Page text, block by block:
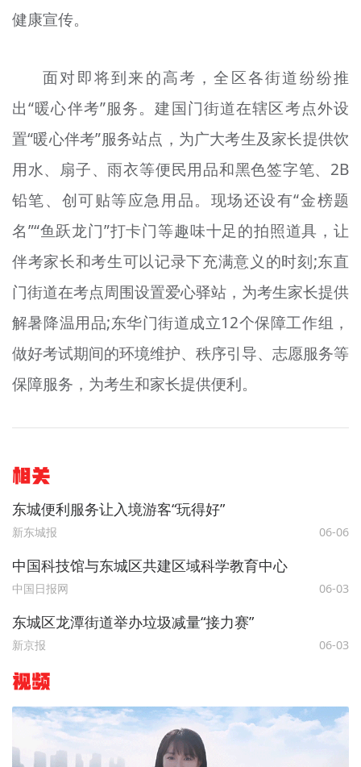
健康宣传。
面对即将到来的高考，全区各街道纷纷推
出“暖心伴考”服务。建国门街道在辖区考点外设
置“暖心伴考”服务站点，为广大考生及家长提供饮
用水、扇子、雨衣等便民用品和黑色签字笔、2B
铅笔、创可贴等应急用品。现场还设有“金榜题
名”“鱼跃龙门”打卡门等趣味十足的拍照道具，让
伴考家长和考生可以记录下充满意义的时刻;东直
门街道在考点周围设置爱心驿站，为考生家长提供
解暑降温用品;东华门街道成立12个保障工作组，
做好考试期间的环境维护、秩序引导、志愿服务等
保障服务，为考生和家长提供便利。
相关
东城便利服务让入境游客“玩得好”
新东城报 06-06
中国科技馆与东城区共建区域科学教育中心
中国日报网 06-03
东城区龙潭街道举办垃圾减量“接力赛”
新京报 06-03
视频